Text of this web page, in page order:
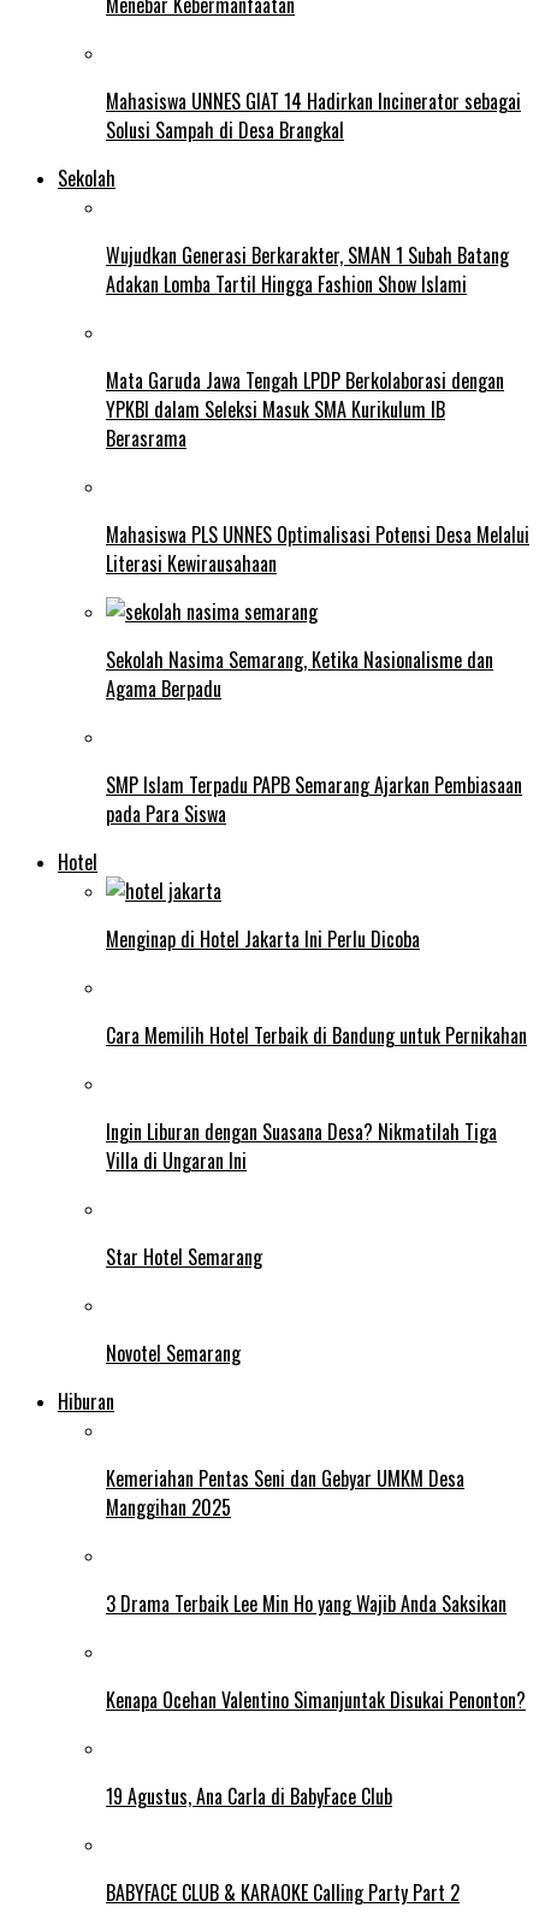
Mahasiswa UNNES GIAT 14 Hadirkan Incinerator sebagai
Solusi Sampah di Desa Brangkal
Sekolah
Wujudkan Generasi Berkarakter, SMAN 1 Subah Batang
Adakan Lomba Tartil Hingga Fashion Show Islami
Mata Garuda Jawa Tengah LPDP Berkolaborasi dengan
YPKBI dalam Seleksi Masuk SMA Kurikulum IB
Berasrama
Mahasiswa PLS UNNES Optimalisasi Potensi Desa Melalui
Literasi Kewirausahaan
Sekolah Nasima Semarang, Ketika Nasionalisme dan
Agama Berpadu
SMP Islam Terpadu PAPB Semarang Ajarkan Pembiasaan
pada Para Siswa
Hotel
Menginap di Hotel Jakarta Ini Perlu Dicoba
Cara Memilih Hotel Terbaik di Bandung untuk Pernikahan
Ingin Liburan dengan Suasana Desa? Nikmatilah Tiga
Villa di Ungaran Ini
Star Hotel Semarang
Novotel Semarang
Hiburan
Kemeriahan Pentas Seni dan Gebyar UMKM Desa
Manggihan 2025
3 Drama Terbaik Lee Min Ho yang Wajib Anda Saksikan
Kenapa Ocehan Valentino Simanjuntak Disukai Penonton?
19 Agustus, Ana Carla di BabyFace Club
BABYFACE CLUB & KARAOKE Calling Party Part 2